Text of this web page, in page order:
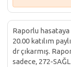
Raporlu
20.00 katılım
dr çıkarmış.
sadece, 272-